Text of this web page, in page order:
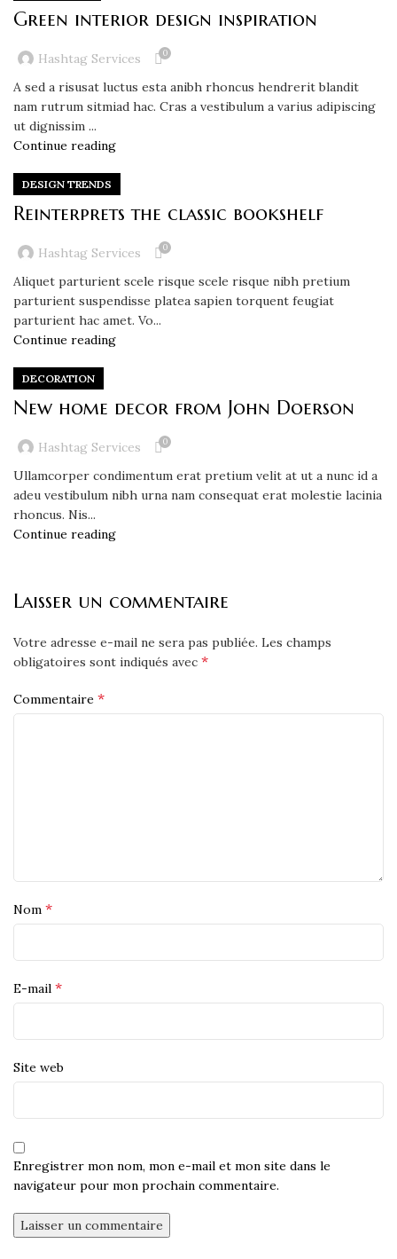
Green interior design inspiration
Hashtag Services 0
A sed a risusat luctus esta anibh rhoncus hendrerit blandit
nam rutrum sitmiad hac. Cras a vestibulum a varius adipiscing
ut dignissim ...
Continue reading
DESIGN TRENDS
Reinterprets the classic bookshelf
Hashtag Services 0
Aliquet parturient scele risque scele risque nibh pretium
parturient suspendisse platea sapien torquent feugiat
parturient hac amet. Vo...
Continue reading
DECORATION
New home decor from John Doerson
Hashtag Services 0
Ullamcorper condimentum erat pretium velit at ut a nunc id a
adeu vestibulum nibh urna nam consequat erat molestie lacinia
rhoncus. Nis...
Continue reading
Laisser un commentaire
Votre adresse e-mail ne sera pas publiée. Les champs
obligatoires sont indiqués avec *
Commentaire *
Nom *
E-mail *
Site web
Enregistrer mon nom, mon e-mail et mon site dans le
navigateur pour mon prochain commentaire.